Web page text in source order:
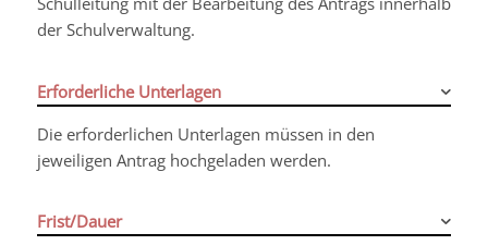
der Schulverwaltung.
Erforderliche Unterlagen
Die erforderlichen Unterlagen müssen in den
jeweiligen Antrag hochgeladen werden.
Frist/Dauer